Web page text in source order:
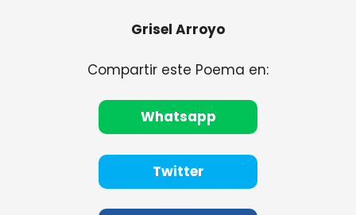
Grisel Arroyo
Compartir este Poema en:
Whatsapp
Twitter